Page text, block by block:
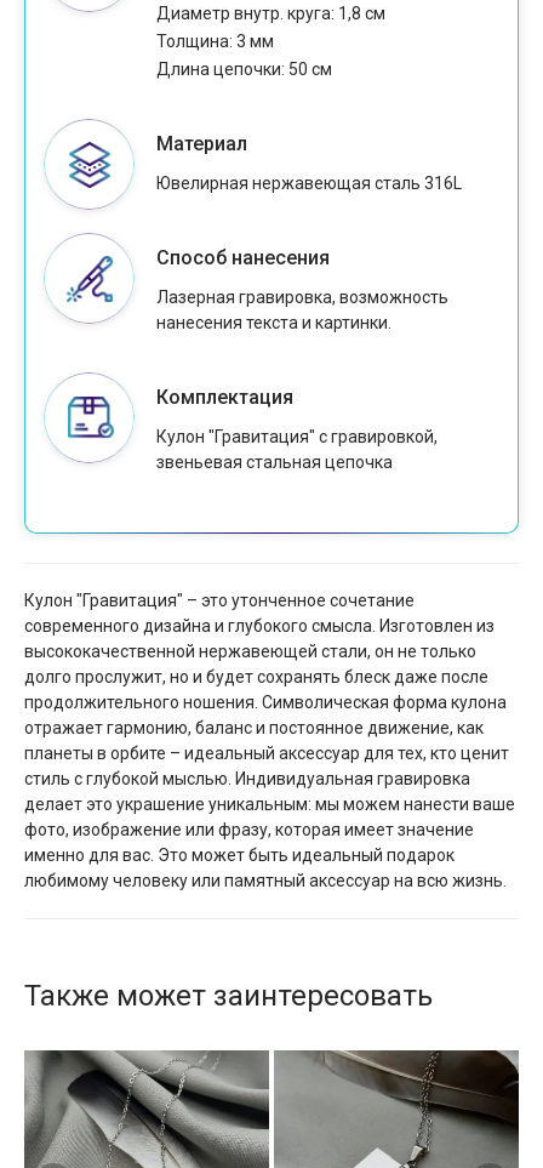
Диаметр внутр. круга: 1,8 см
Толщина: 3 мм
Длина цепочки: 50 см
Материал
Ювелирная нержавеющая сталь 316L
Способ нанесения
Лазерная гравировка, возможность
нанесения текста и картинки.
Комплектация
Кулон "Гравитация" с гравировкой,
звеньевая стальная цепочка
Кулон "Гравитация" – это утонченное сочетание
современного дизайна и глубокого смысла. Изготовлен из
высококачественной нержавеющей стали, он не только
долго прослужит, но и будет сохранять блеск даже после
продолжительного ношения. Символическая форма кулона
отражает гармонию, баланс и постоянное движение, как
планеты в орбите – идеальный аксессуар для тех, кто ценит
стиль с глубокой мыслью. Индивидуальная гравировка
делает это украшение уникальным: мы можем нанести ваше
фото, изображение или фразу, которая имеет значение
именно для вас. Это может быть идеальный подарок
любимому человеку или памятный аксессуар на всю жизнь.
Также может заинтересовать